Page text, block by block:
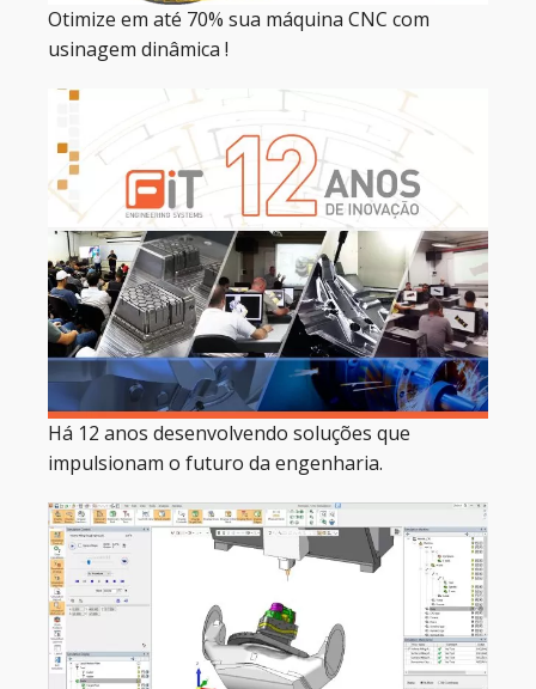
Otimize em até 70% sua máquina CNC com
usinagem dinâmica !
Há 12 anos desenvolvendo soluções que
impulsionam o futuro da engenharia.